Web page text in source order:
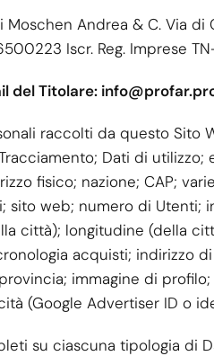
Moschen Andrea & C. Via
Iscr. Reg. Imprese
del Titolare:
raccolti da questo Sito
Dati di utilizzo;
fisico; nazione; CAP;
sito web; numero di Utenti;
città); longitudine (della
acquisti; indirizzo
immagine di
(Google Advertiser ID o
su ciascuna tipologia di